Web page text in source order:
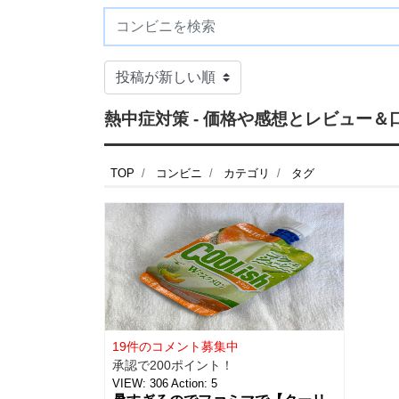
熱中症対策 - 価格や感想とレビュー＆
TOP コンビニ カテゴリ タグ
19件のコメント募集中
承認で200ポイント！
VIEW: 306 Action: 5